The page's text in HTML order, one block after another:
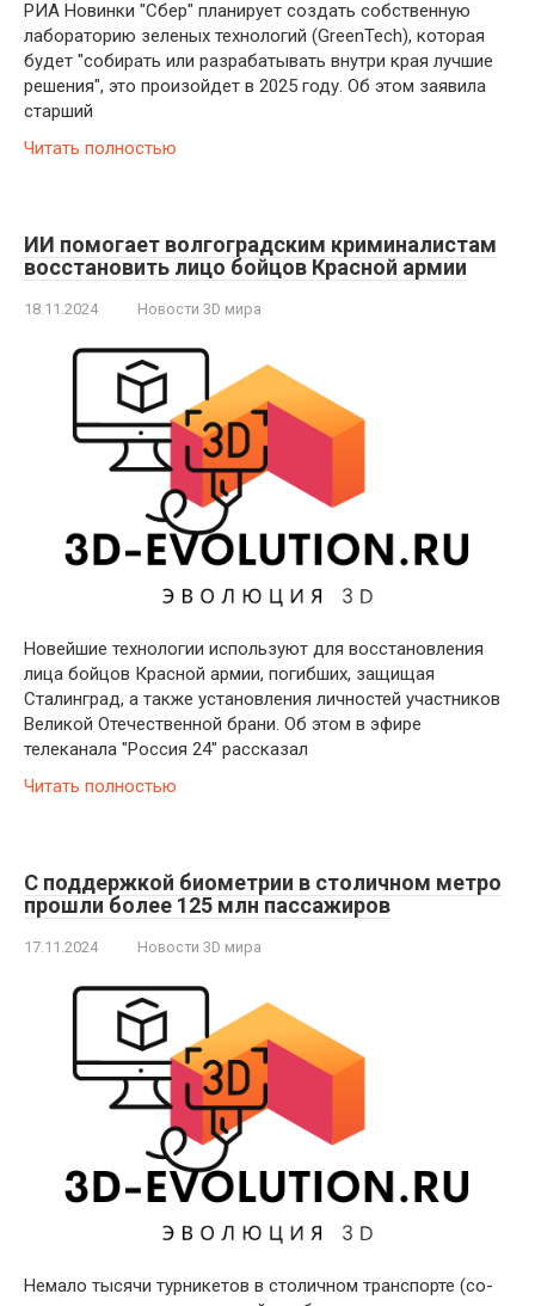
РИА Новинки "Сбер" планирует создать собственную
лабораторию зеленых технологий (GreenTech), которая
будет "собирать или разрабатывать внутри края лучшие
решения", это произойдет в 2025 году. Об этом заявила
старший
Читать полностью
ИИ помогает волгоградским криминалистам
восстановить лицо бойцов Красной армии
18.11.2024 Новости 3D мира
Новейшие технологии используют для восстановления
лица бойцов Красной армии, погибших, защищая
Сталинград, а также установления личностей участников
Великой Отечественной брани. Об этом в эфире
телеканала "Россия 24" рассказал
Читать полностью
С поддержкой биометрии в столичном метро
прошли более 125 млн пассажиров
17.11.2024 Новости 3D мира
Немало тысячи турникетов в столичном транспорте (со­